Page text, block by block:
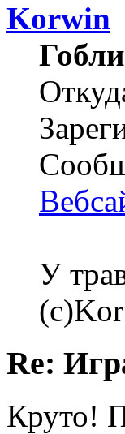
Korwin
У
Re:
Круто!